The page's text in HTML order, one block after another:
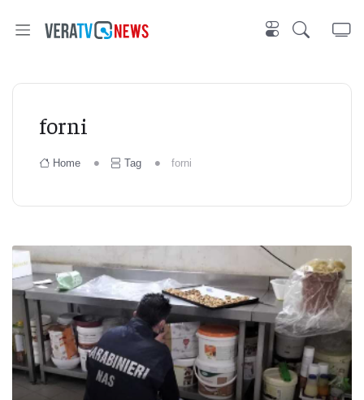
forni
Home Tag forni